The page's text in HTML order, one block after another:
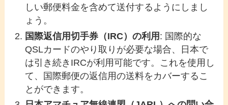
しい郵便料金を含めて送付するようにしまし
ょう。
国際返信用切手券（IRC）の利用 : 国際的な
QSLカードのやり取りが必要な場合、日本で
は引き続きIRCが利用可能です。これを使用し
て、国際郵便の返信用の送料をカバーするこ
とができます。